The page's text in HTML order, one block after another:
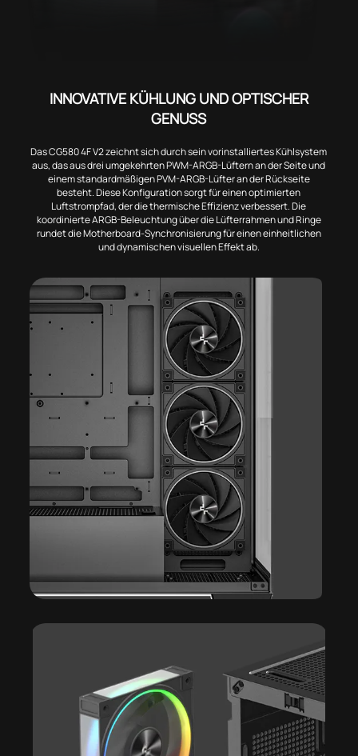
INNOVATIVE KÜHLUNG UND OPTISCHER
GENUSS
Das CG580 4F V2 zeichnt sich durch sein vorinstalliertes Kühlsystem
aus, das aus drei umgekehrten PWM-ARGB-Lüftern an der Seite und
einem standardmäßigen PVM-ARGB-Lüfter an der Rückseite
besteht. Diese Konfiguration sorgt für einen optimierten
Luftstrompfad, der die thermische Effizienz verbessert. Die
koordinierte ARGB-Beleuchtung über die Lüfterrahmen und Ringe
rundet die Motherboard-Synchronisierung für einen einheitlichen
und dynamischen visuellen Effekt ab.